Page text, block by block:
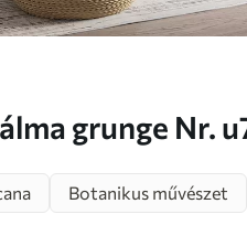
grunge Nr.
Botanikus művészet